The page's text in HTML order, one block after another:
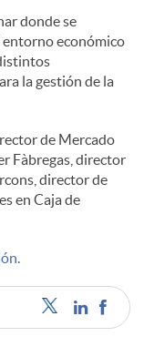
donde se
económico
la gestión de la
de Mercado
Fàbregas, director
director de
en Caja de